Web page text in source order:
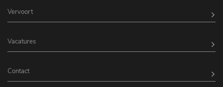
Vervoort
Vacatures
Contact